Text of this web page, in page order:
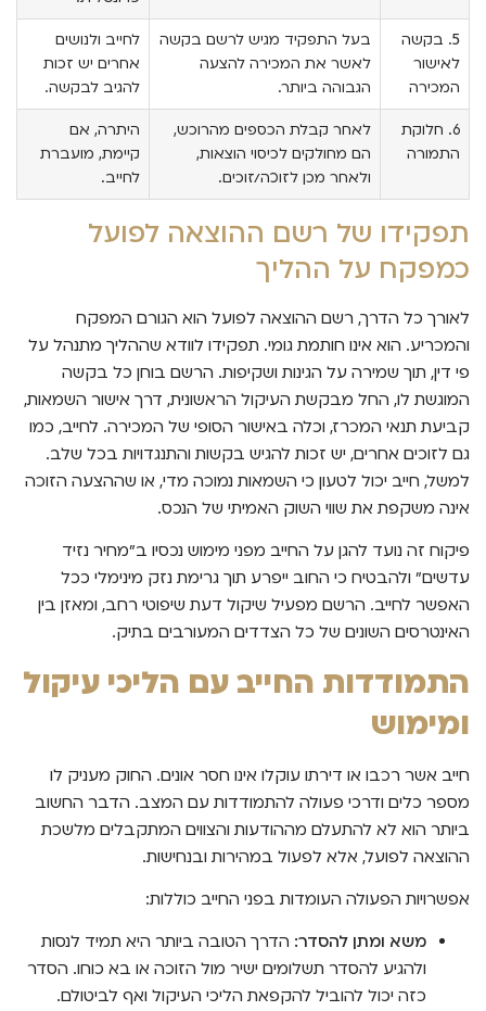
5. בקשה
לאישור
המכירה
בעל התפקיד מגיש לרשם בקשה
לאשר את המכירה להצעה
הגבוהה ביותר.
לחייב ולנושים
אחרים יש זכות
להגיב לבקשה.
6. חלוקת
התמורה
לאחר קבלת הכספים מהרוכש,
הם מחולקים לכיסוי הוצאות,
ולאחר מכן לזוכה/זוכים.
היתרה, אם
קיימת, מועברת
לחייב.
תפקידו של רשם ההוצאה לפועל
כמפקח על ההליך
לאורך כל הדרך, רשם ההוצאה לפועל הוא הגורם המפקח
והמכריע. הוא אינו חותמת גומי. תפקידו לוודא שההליך מתנהל על
פי דין, תוך שמירה על הגינות ושקיפות. הרשם בוחן כל בקשה
המוגשת לו, החל מבקשת העיקול הראשונית, דרך אישור השמאות,
קביעת תנאי המכרז, וכלה באישור הסופי של המכירה. לחייב, כמו
גם לזוכים אחרים, יש זכות להגיש בקשות והתנגדויות בכל שלב.
למשל, חייב יכול לטעון כי השמאות נמוכה מדי, או שההצעה הזוכה
אינה משקפת את שווי השוק האמיתי של הנכס.
פיקוח זה נועד להגן על החייב מפני מימוש נכסיו ב"מחיר נזיד
עדשים" ולהבטיח כי החוב ייפרע תוך גרימת נזק מינימלי ככל
האפשר לחייב. הרשם מפעיל שיקול דעת שיפוטי רחב, ומאזן בין
האינטרסים השונים של כל הצדדים המעורבים בתיק.
התמודדות החייב עם הליכי עיקול
ומימוש
חייב אשר רכבו או דירתו עוקלו אינו חסר אונים. החוק מעניק לו
מספר כלים ודרכי פעולה להתמודדות עם המצב. הדבר החשוב
ביותר הוא לא להתעלם מההודעות והצווים המתקבלים מלשכת
ההוצאה לפועל, אלא לפעול במהירות ובנחישות.
אפשרויות הפעולה העומדות בפני החייב כוללות:
משא ומתן להסדר: הדרך הטובה ביותר היא תמיד לנסות
ולהגיע להסדר תשלומים ישיר מול הזוכה או בא כוחו. הסדר
כזה יכול להוביל להקפאת הליכי העיקול ואף לביטולם.